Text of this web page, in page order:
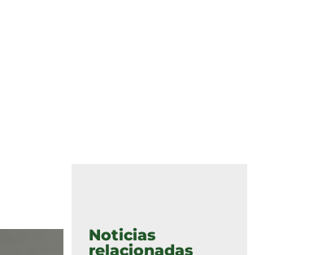
Noticias
relacionadas